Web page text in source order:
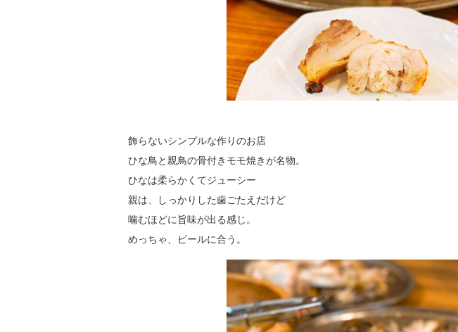
飾らないシンプルな作りのお店
ひな鳥と親鳥の骨付きモモ焼きが名物。
ひなは柔らかくてジューシー
親は、しっかりした歯ごたえだけど
噛むほどに旨味が出る感じ。
めっちゃ、ビールに合う。